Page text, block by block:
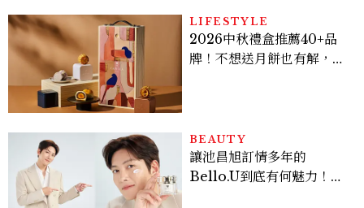
LIFESTYLE
2026中秋禮盒推薦40+品
牌！不想送月餅也有解，送
BEAUTY
讓池昌旭訂情多年的
Bello.U到底有何魅力！揭